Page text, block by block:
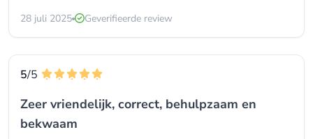
28 juli 2025 Geverifieerde review
5/5
Zeer vriendelijk, correct, behulpzaam en
bekwaam